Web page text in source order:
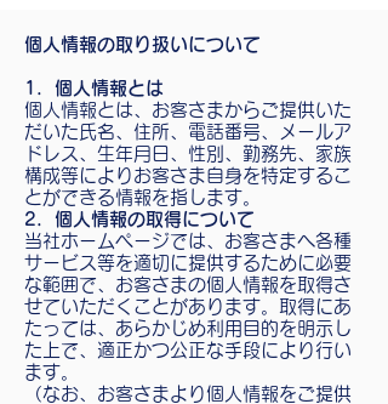
個人情報の取り扱いについて
1．個人情報とは
個人情報とは、お客さまからご提供いた
だいた氏名、住所、電話番号、メールア
ドレス、生年月日、性別、勤務先、家族
構成等によりお客さま自身を特定するこ
とができる情報を指します。
2．個人情報の取得について
当社ホームページでは、お客さまへ各種
サービス等を適切に提供するために必要
な範囲で、お客さまの個人情報を取得さ
せていただくことがあります。取得にあ
たっては、あらかじめ利用目的を明示し
た上で、適正かつ公正な手段により行い
ます。
（なお、お客さまより個人情報をご提供